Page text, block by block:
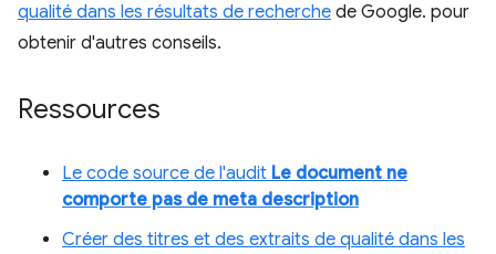
qualité dans les résultats de recherche de Google. pour
obtenir d'autres conseils.
Ressources
Le code source de l'audit Le document ne
comporte pas de meta description
Créer des titres et des extraits de qualité dans les